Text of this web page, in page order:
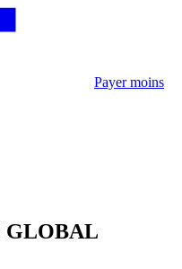
Payer moins
GLOBAL